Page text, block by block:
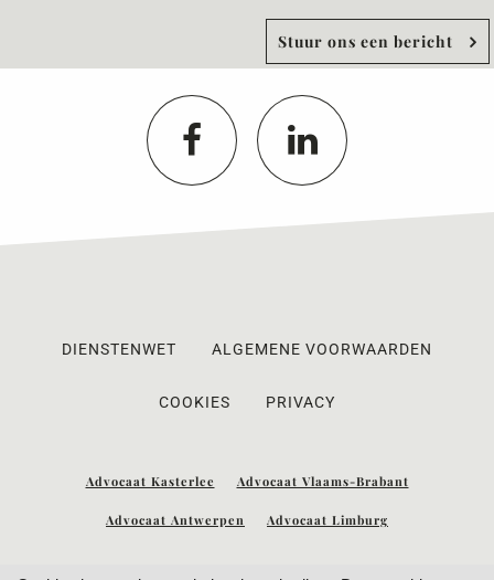
Stuur ons een bericht
DIENSTENWET ALGEMENE VOORWAARDEN
COOKIES PRIVACY
Advocaat Kasterlee Advocaat Vlaams-Brabant
Advocaat Antwerpen Advocaat Limburg